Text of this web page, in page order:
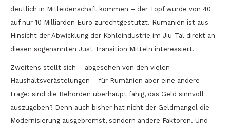
deutlich in Mitleidenschaft kommen – der Topf wurde von 40
auf nur 10 Milliarden Euro zurechtgestutzt. Rumänien ist aus
Hinsicht der Abwicklung der Kohleindustrie im Jiu-Tal direkt an
diesen sogenannten Just Transition Mitteln interessiert.
Zweitens stellt sich – abgesehen von den vielen
Haushaltsverästelungen – für Rumänien aber eine andere
Frage: sind die Behörden überhaupt fähig, das Geld sinnvoll
auszugeben? Denn auch bisher hat nicht der Geldmangel die
Modernisierung ausgebremst, sondern andere Faktoren. Und